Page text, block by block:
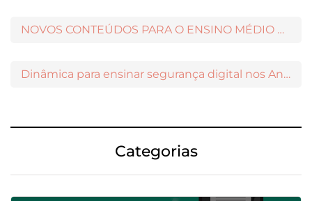
NOVOS CONTEÚDOS PARA O ENSINO MÉDIO DISPONÍVEIS NO MODERNAMIGOS
Dinâmica para ensinar segurança digital nos Anos Iniciais
Categorias